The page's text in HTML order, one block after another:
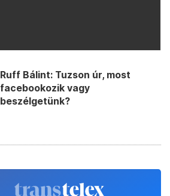
Ruff Bálint: Tuzson úr, most
facebookozik vagy
beszélgetünk?